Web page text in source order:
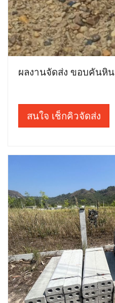
ผลงานจัดส่ง ขอบคันหิน
สนใจ เช็กคิวจัดส่ง